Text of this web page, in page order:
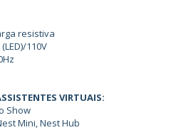
resistiva
110V
VIRTUAIS:
Show
Mini, Nest Hub